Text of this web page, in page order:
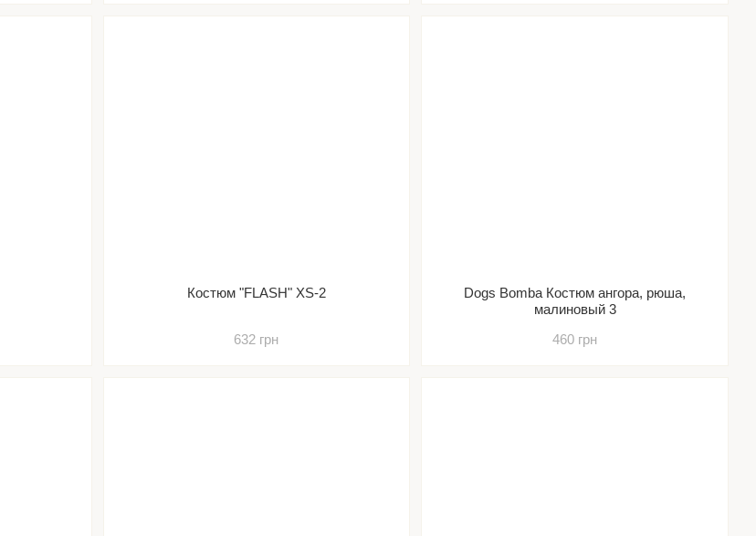
Костюм "FLASH" XS-2
632 грн
Dogs Bomba Костюм ангора, рюша,
малиновый 3
460 грн